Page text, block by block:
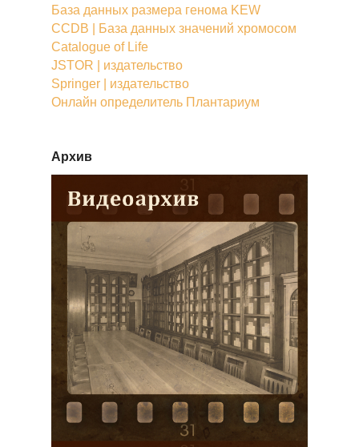
База данных размера генома KEW
CCDB | База данных значений хромосом
Catalogue of Life
JSTOR | издательство
Springer | издательство
Онлайн определитель Плантариум
Архив